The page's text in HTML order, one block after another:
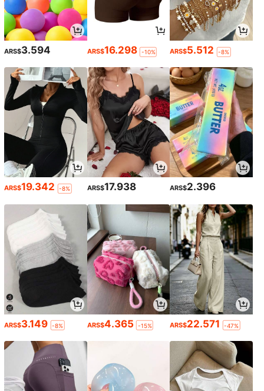
ARS$3.594 ARS$16.298 -10% ARS$5.512 -8%
ARS$19.342 -8% ARS$17.938 ARS$2.396
ARS$3.149 -8% ARS$4.365 -15% ARS$22.571 -47%